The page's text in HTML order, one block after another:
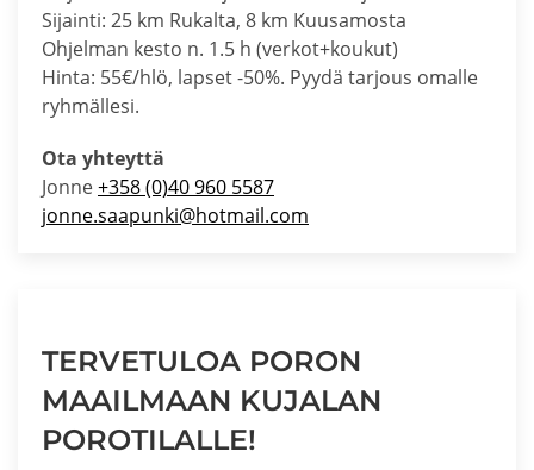
Sijainti: 25 km Rukalta, 8 km Kuusamosta
Ohjelman kesto n. 1.5 h (verkot+koukut)
Hinta: 55€/hlö, lapset -50%. Pyydä tarjous omalle
ryhmällesi.
Ota yhteyttä
Jonne+358 (0)40 960 5587
jonne.saapunki@hotmail.com
TERVETULOA PORON
MAAILMAAN KUJALAN
POROTILALLE!